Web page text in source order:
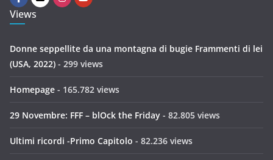
Views
Donne seppellite da una montagna di bugie Frammenti di lei
(USA, 2022) - 299 views
Homepage - 165.782 views
29 Novembre: FFF – blOck the Friday - 82.805 views
Ultimi ricordi -Primo Capitolo - 82.236 views